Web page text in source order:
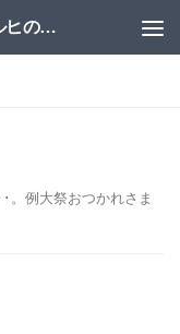
すてらーしぇる｜東方PROJECTとハルヒの二次創作サイト
。例大祭おつかれさま